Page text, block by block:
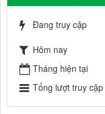
Đang truy cập
Hôm nay
Tháng hiện tại
Tổng lượt truy cập